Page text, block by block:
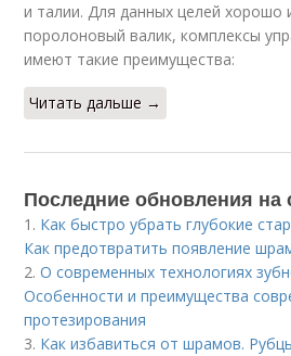
и талии. Для данных целей хорошо
поролоновый валик, комплексы
имеют такие преимущества:
Читать дальше →
Последние обновления на
1. Как быстро убрать глубокие
Как предотвратить появление
2.О современных технологиях
Особенности и преимущества
протезирования
3. Как избавиться от шрамов.